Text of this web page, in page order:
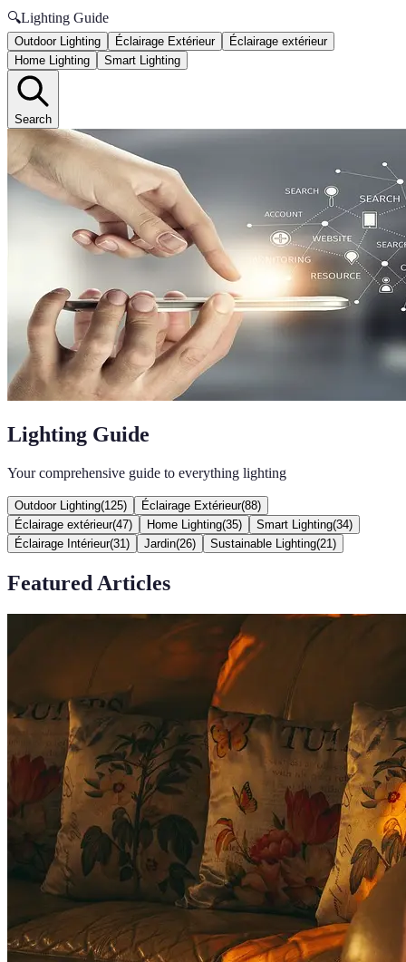
🔍Lighting Guide
Outdoor Lighting Éclairage Extérieur
Éclairage extérieur
Home Lighting
Smart Lighting
Search
Lighting Guide
Your comprehensive guide to everything lighting
Outdoor Lighting(125) Éclairage Extérieur(88)
Éclairage extérieur(47) Home Lighting(35) Smart Lighting(34)
Éclairage Intérieur(31 ) Jardin(26) Sustainable Lighting(21 )
Featured Articles